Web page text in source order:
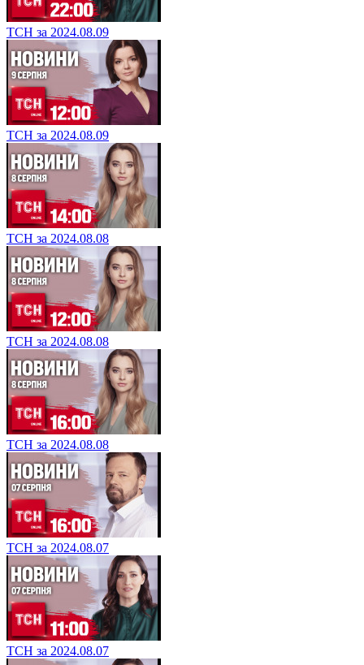
ТСН за 2024.08.09
ТСН за 2024.08.09
ТСН за 2024.08.08
ТСН за 2024.08.08
ТСН за 2024.08.08
ТСН за 2024.08.07
ТСН за 2024.08.07